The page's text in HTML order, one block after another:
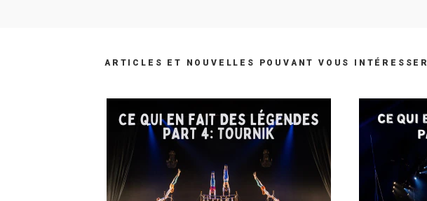
ARTICLES ET NOUVELLES POUVANT VOUS INTÉRESSER